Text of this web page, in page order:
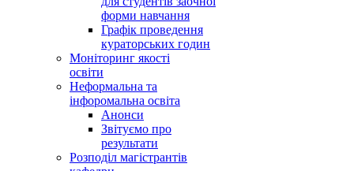
форми навчання
Графік проведення
кураторських годин
Моніторинг якості
освіти
Неформальна та
інфоромальна освіта
Анонси
Звітуємо про
результати
Розподіл магістрантів